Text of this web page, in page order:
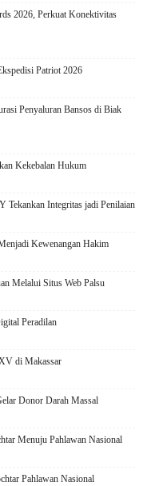
2026, Perkuat Konektivitas
Patriot 2026
Penyaluran Bansos di Biak
Kekebalan Hukum
Tekankan Integritas jadi Penilaian
Kewenangan Hakim
Melalui Situs Web Palsu
Peradilan
di Makassar
Donor Darah Massal
Menuju Pahlawan Nasional
Pahlawan Nasional